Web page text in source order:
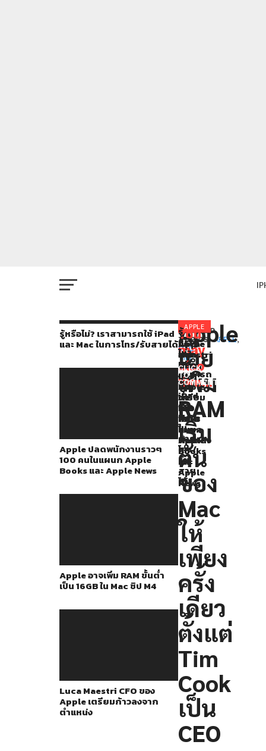
รู้หรือไม่? เราสามารถใช้ iPad
และ Mac ในการโทร/รับสายได้
Apple ปลดพนักงานราวๆ
100 คนในแผนก Apple
Books และ Apple News
Apple อาจเพิ่ม RAM ขั้นต่ำ
เป็น 16GB ใน Mac ชิป M4
Luca Maestri CFO ของ
Apple เตรียมก้าวลงจาก
ตำแหน่ง
APPLE
Apple
เคย
เพิ่ม
RAM
เริ่ม
ต้น
ของ
Mac
ให้
เพียง
ครั้ง
เดียว
ตั้งแต่
Tim
Cook
เป็น
CEO
Apple
เปิด
ตัว
MacBook
Air
ชิป
M3
ที่
ยัง
คง
มา
พร้อม
กับ
RAM
เริ่ม
ต้น
ที่
8GB
ที่
ใคร
หลายๆ
คน
รู้สึก
ว่า
มัน
You
may
also
like...
รู้
หรือ
ไม่?
เรา
สามารถ
ใช้
iPad
และ
Mac
ใน
การ
โทร/
รับ
สาย
ได้
Apple
ปลด
พนัก
งา
นรา
วๆ
100
คนใน
แผนก
Apple
Books
และ
Apple
News
Apple
อาจ
เพิ่ม
RAM
ขั้น
ต่ำ
เป็น
16GB
ใน
Mac
ชิป
M4
Luca
Maestri
CFO
ของ
Apple
เตรียม
ก้าว
ลง
จาก
ตำแหน่ง
RELATED
TOPICS: APPLE,
MAC,
TIM
COOK
CLICK
TO
COMMENT